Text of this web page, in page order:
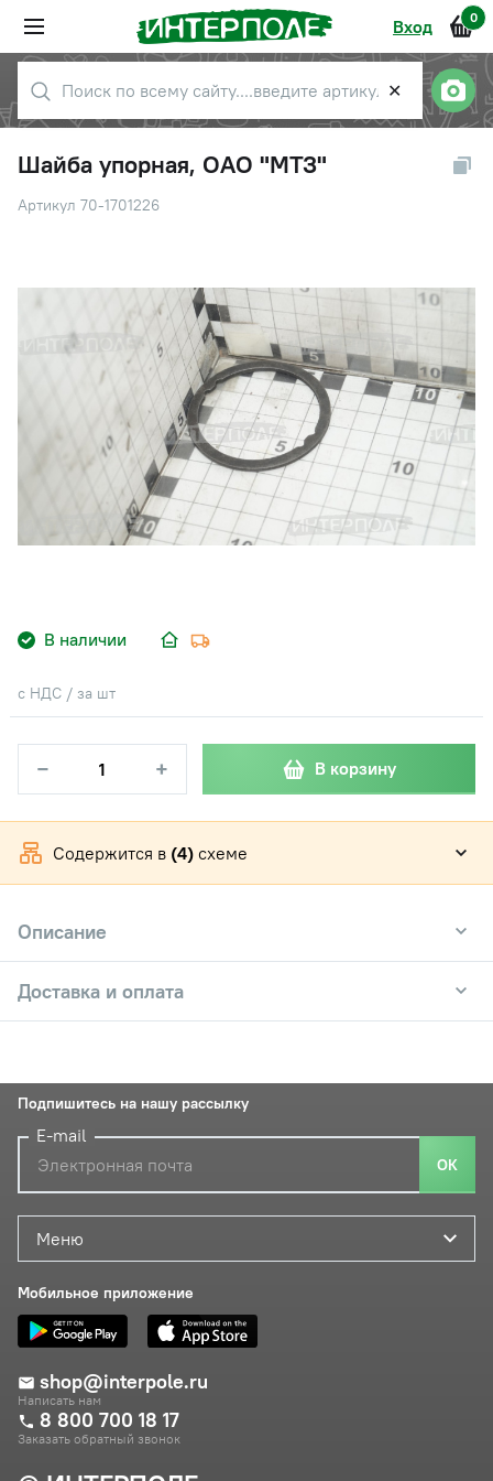
Вход 0
✕
Шайба упорная, ОАО "МТЗ"
Артикул 70-1701226
В наличии
с НДС / за шт
− + В корзину
Содержится в (4) схеме
Описание
Доставка и оплата
Меню
Мобильное приложение
shop@interpole.ru
Написать нам
8 800 700 18 17
Заказать обратный звонок
Подпишитесь на нашу рассылку
E-mail
ОК